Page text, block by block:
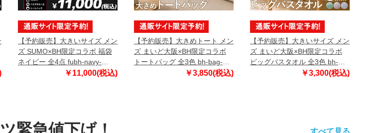
【予約販売】大きいサイズ メン
ズ SUMO×BH限定コラボ 福袋
ネイビー 全4点 fubh-navy-
sumo999-b【10月下旬発送予
￥11,000(税込)
【予約販売】大きめトート メン
ズ まいど大阪×BH限定コラボ
トートバッグ 全3色 bh-bag-
sumo999【10月下旬発送予
￥3,850(税込)
【予約販売】大きいサイズ メン
ズ まいど大阪×BH限定コラボ
ビッグバスタオル 全3色 bh-
bath-sumo999【10月下旬発送
￥3,300(税込)